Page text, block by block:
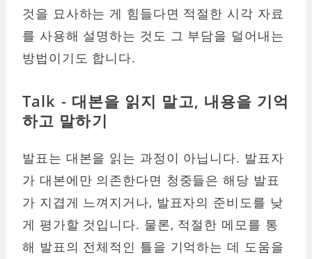
것을 묘사하는 게 힘들다면 적절한 시각 자료
를 사용해 설명하는 것도 그 부담을 덜어내는
방법이기도 합니다.
Talk - 대본을 읽지 말고, 내용을 기억
하고 말하기
발표는 대본을 읽는 과정이 아닙니다. 발표자
가 대본에만 의존한다면 청중들은 해당 발표
가 지겹게 느껴지거나, 발표자의 준비도를 낮
게 평가할 것입니다. 물론, 적절한 메모를 통
해 발표의 전체적인 틀을 기억하는 데 도움을